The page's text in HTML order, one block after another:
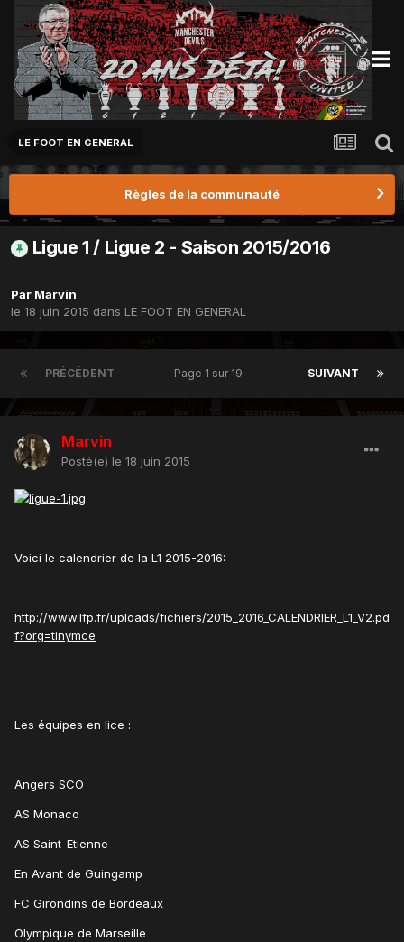
LE FOOT EN GENERAL
Règles de la communauté
Ligue 1 / Ligue 2 - Saison 2015/2016
Par Marvin
le 18 juin 2015 dans LE FOOT EN GENERAL
PRÉCÉDENT SUIVANT
Page 1 sur 19
Marvin
Posté(e) le 18 juin 2015
Voici le calendrier de la L1 2015-2016:
http://www.lfp.fr/uploads/fichiers/2015_2016_CALENDRIER_L1_V2.pd
f?org=tinymce
Les équipes en lice :
Angers SCO
AS Monaco
AS Saint-Etienne
En Avant de Guingamp
FC Girondins de Bordeaux
Olympique de Marseille